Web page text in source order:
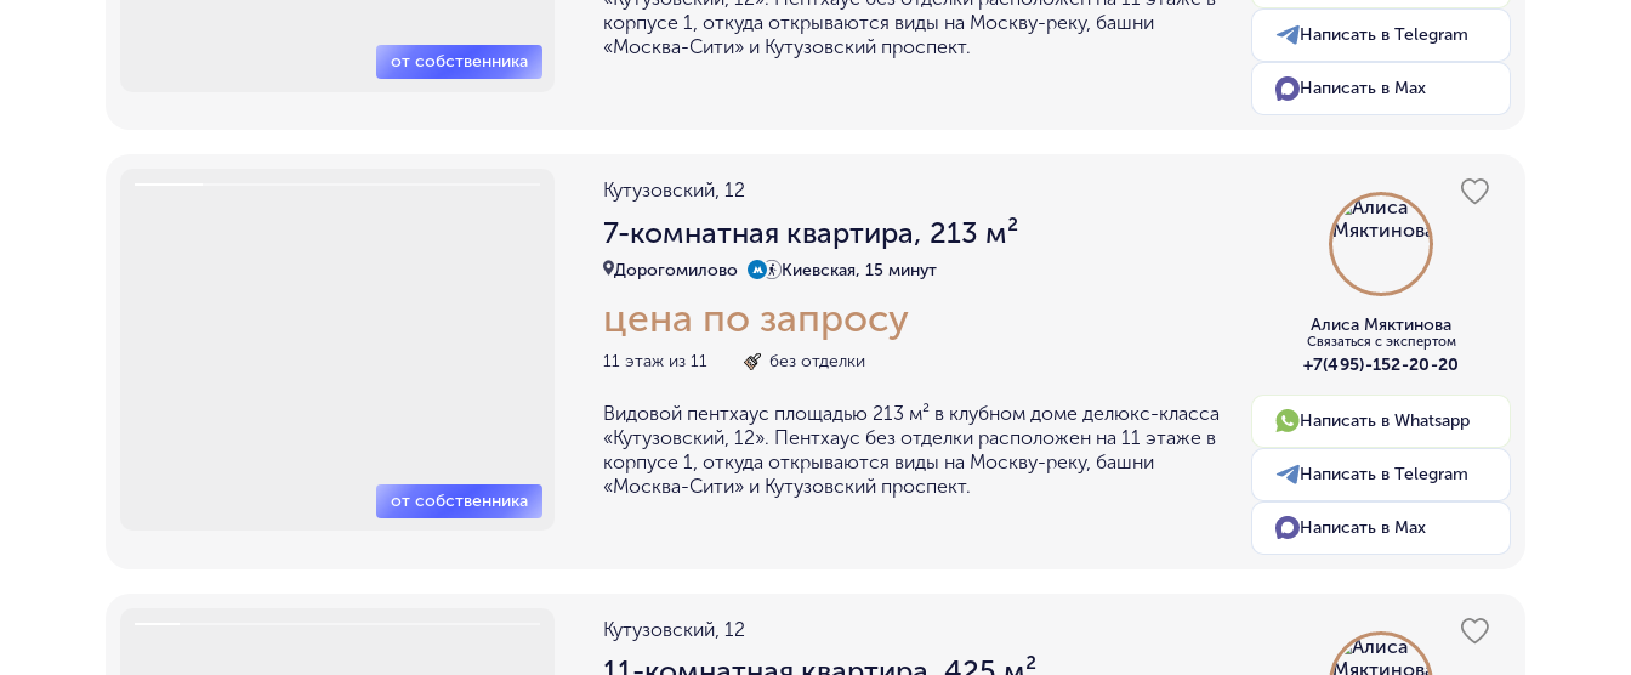
корпусе 1, откуда открываются виды на Москву-реку, башни
«Москва-Сити» и Кутузовский проспект.
Написать в Telegram
Написать в Max
Кутузовский, 12
7-комнатная квартира, 213 м²
Дорогомилово Киевская, 15 минут
цена по запросу
11 этаж из 11 без отделки
Видовой пентхаус площадью 213 м² в клубном доме делюкс-класса
«Кутузовский, 12». Пентхаус без отделки расположен на 11 этаже в
корпусе 1, откуда открываются виды на Москву-реку, башни
«Москва-Сити» и Кутузовский проспект.
Алиса Мяктинова
Связаться с экспертом
+7(495)-152-20-20
Написать в Whatsapp
Написать в Telegram
Написать в Max
Кутузовский, 12